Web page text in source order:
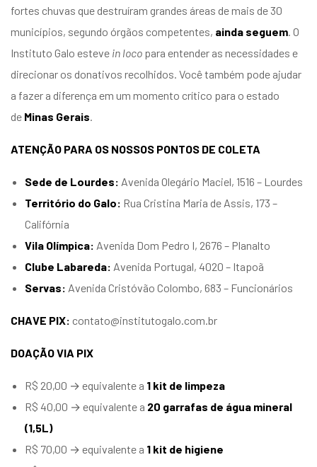
fortes chuvas que destruíram grandes áreas de mais de 30
municípios, segundo órgãos competentes, ainda seguem. O
Instituto Galo esteve in loco para entender as necessidades e
direcionar os donativos recolhidos. Você também pode ajudar
a fazer a diferença em um momento crítico para o estado
de Minas Gerais.
ATENÇÃO PARA OS NOSSOS PONTOS DE COLETA
Sede de Lourdes: Avenida Olegário Maciel, 1516 – Lourdes
Território do Galo: Rua Cristina Maria de Assis, 173 –
Califórnia
Vila Olímpica: Avenida Dom Pedro I, 2676 – Planalto
Clube Labareda: Avenida Portugal, 4020 – Itapoã
Servas: Avenida Cristóvão Colombo, 683 – Funcionários
CHAVE PIX: contato@institutogalo.com.br
DOAÇÃO VIA PIX
R$ 20,00 → equivalente a 1 kit de limpeza
R$ 40,00 → equivalente a 20 garrafas de água mineral
(1,5L)
R$ 70,00 → equivalente a 1 kit de higiene